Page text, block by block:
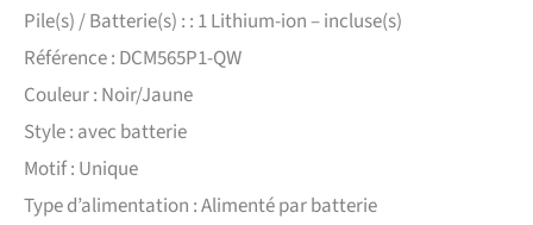
Pile(s) / Batterie(s) : : 1 Lithium-ion – incluse(s)
Référence : DCM565P1-QW
Couleur : Noir/Jaune
Style : avec batterie
Motif : Unique
Type d’alimentation : Alimenté par batterie